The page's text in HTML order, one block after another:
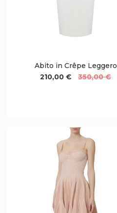
Abito in Crêpe Leggero
210,00 €
350,00 €